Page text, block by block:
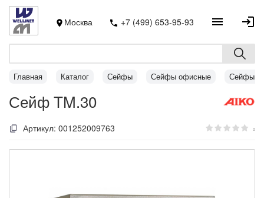
Москва +7 (499) 653-95-93
Главная Каталог Сейфы Сейфы офисные Сейфы
Сейф TM.30
Артикул: 001252009763 0